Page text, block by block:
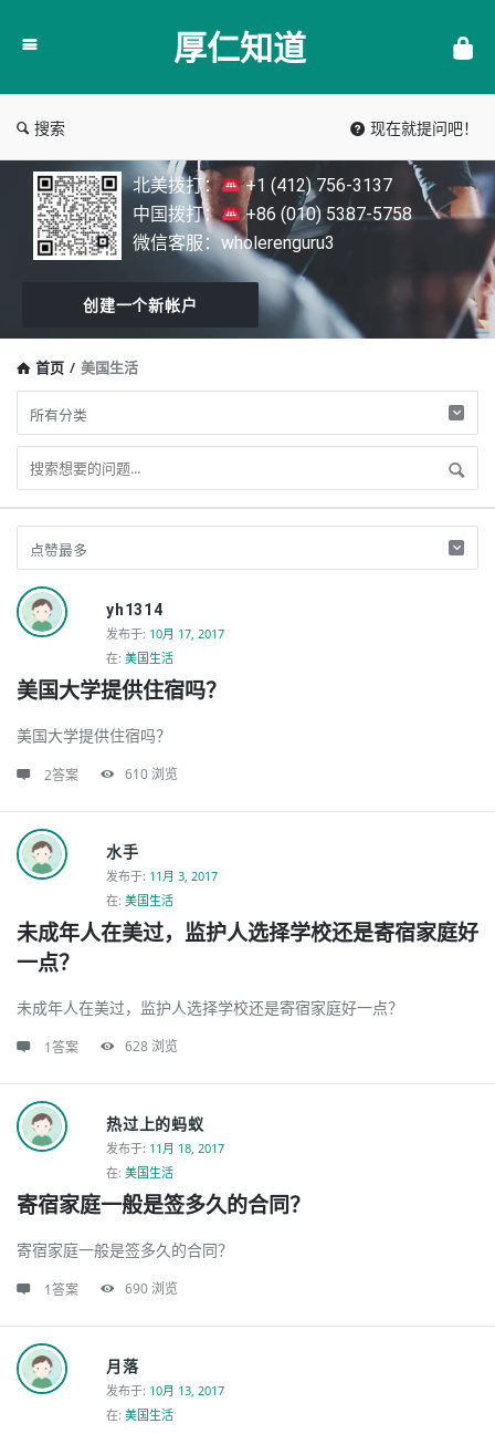
仁
厚仁知道
搜索 现在就提问吧！
北美拨打：
+1 (412) 756-3137
中国拨打：
+86 (010) 5387-5758
微信客服：wholerenguru3
创建一个新帐户
首页 / 美国生活
Discy
Latest
问
题
yh1314
发布于: 10月 17, 2017
在: 美国生活
美国大学提供住宿吗？
美国大学提供住宿吗？
2答案 610浏览
水手
发布于: 11月 3, 2017
在: 美国生活
未成年人在美过，监护人选择学校还是寄宿家庭好
一点？
未成年人在美过，监护人选择学校还是寄宿家庭好一点？
1答案 628浏览
热过上的蚂蚁
发布于: 11月 18, 2017
在: 美国生活
寄宿家庭一般是签多久的合同？
寄宿家庭一般是签多久的合同？
1答案 690浏览
月落
发布于: 10月 13, 2017
在: 美国生活